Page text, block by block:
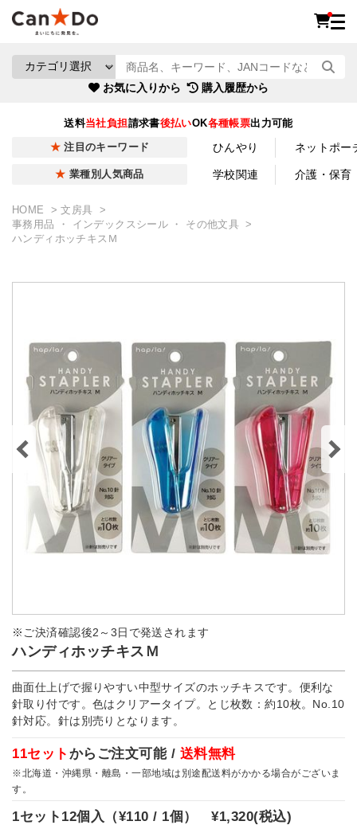
お気に入りから 購入履歴から
送料当社負担請求書後払いOK各種帳票出力可能
注目のキーワード ひんやり ネットポー
業種別人気商品 学校関連 介護・保育
HOME
文房具
事務用品 ・ インデックスシール ・ その他文具
ハンディホッチキスＭ
※ご決済確認後2～3日で発送されます
ハンディホッチキスＭ
曲面仕上げで握りやすい中型サイズのホッチキスです。便利な
針取り付です。色はクリアータイプ。とじ枚数：約10枚。No.10
針対応。針は別売りとなります。
11セット からご注文可能 / 送料無料
※北海道・沖縄県・離島・一部地域は別途配送料がかかる場合がございま
す。
1セット12個入（¥110 / 1個）¥1,320(税込)